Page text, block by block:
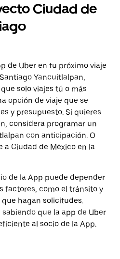
Ciudad de
de Uber en tu próximo viaje
Yancuitlalpan,
solo viajes tú o más
opción de viaje que se
y presupuesto. Si quieres
considera programar un
con anticipación. O
a Ciudad de México en la
de la App puede depender
factores, como el tránsito y
hagan solicitudes.
que la app de Uber
al socio de la App.